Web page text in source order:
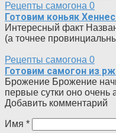
Рецепты самогона 0
Готовим коньяк
Интересный факт
(а точнее
Рецепты самогона 0
Готовим самогон из
Брожение Брожение
первые сутки оно очень
Добавить комментарий
Имя *